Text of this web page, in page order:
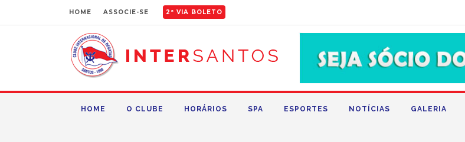
HOME ASSOCIE-SE 2ª VIA BOLETO
HOME O CLUBE HORÁRIOS SPA ESPORTES NOTÍCIAS GALERIA